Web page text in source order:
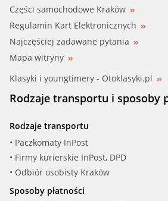
TTC (07.19.197)
VEMO (V10-16-0006)
Części samochodowe Kraków
Regulamin Kart Elektronicznych
Najczęściej zadawane pytania
Mapa witryny
Klasyki i youngtimery - Otoklasyki.pl
Rodzaje transportu i sposoby
Rodzaje transportu
• Paczkomaty InPost
• Firmy kurierskie InPost, DPD
• Odbiór osobisty Kraków
Sposoby płatności